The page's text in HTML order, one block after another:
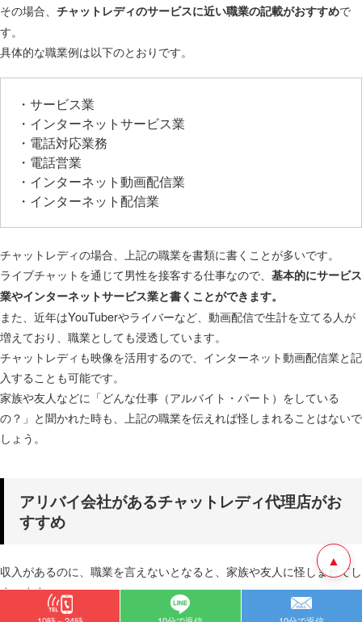
その場合、 チャットレディのサービスに近い職業の記載がおすすめで
す。
具体的な職業例は以下のとおりです。
・サービス業
・インターネットサービス業
・電話対応業務
・電話営業
・インターネット動画配信業
・インターネット配信業
チャットレディの場合、上記の職業を書類に書くことが多いです。
ライブチャットを通じて男性を接客する仕事なので、 基本的にサービス
業やインターネットサービス業と書くことができます。
また、近年はYouTuberやライバーなど、動画配信で生計を立てる人が
増えており、職業としても浸透しています。
チャットレディも映像を活用するので、インターネット動画配信業と記
入することも可能です。
家族や友人などに「どんな仕事（アルバイト・パート）をしている
の？」と聞かれた時も、上記の職業を伝えれば怪しまれることはないで
しょう。
アリバイ会社があるチャットレディ代理店がお
すすめ
収入があるのに、職業を言えないとなると、家族や友人に怪しまれてし
まいます。
周りからバレずに働きたい時は、 アリバイ会社を持つチャットレディ代
▲